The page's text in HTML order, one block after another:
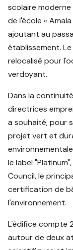
scolaire
de l'école «
ajoutant au
établissement.
relocalisé pour
verdoyant.
Dans la
directrices
a souhaité, pour
projet vert et
le label
Council, le
certification de
l'environnement.
L'édifice compte
autour de deux